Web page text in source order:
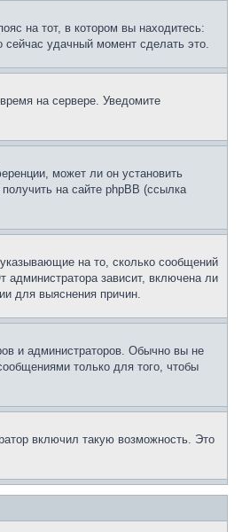
на тот, в котором вы находитесь:
сейчас удачный момент сделать это.
на сервере. Уведомите
может ли он установить
на сайте phpBB (ссылка
на то, сколько сообщений
администратора зависит, включена ли
для выяснения причин.
и администраторов. Обычно вы не
только для того, чтобы
включил такую возможность. Это